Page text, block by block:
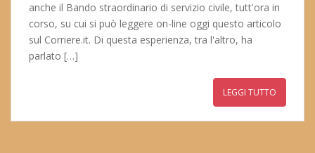
anche il Bando straordinario di servizio civile, tutt'ora in
corso, su cui si può leggere on-line oggi questo articolo
sul Corriere.it. Di questa esperienza, tra l'altro, ha
parlato […]
LEGGI TUTTO